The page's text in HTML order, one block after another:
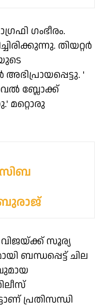
ഗംഭീരം.
തിയറ്റർ
'
ബ്ലോക്ക്
മറ്റൊരു
സൂര്യ
ബന്ധപ്പെട്ട് ചില
പ്രതിസന്ധി